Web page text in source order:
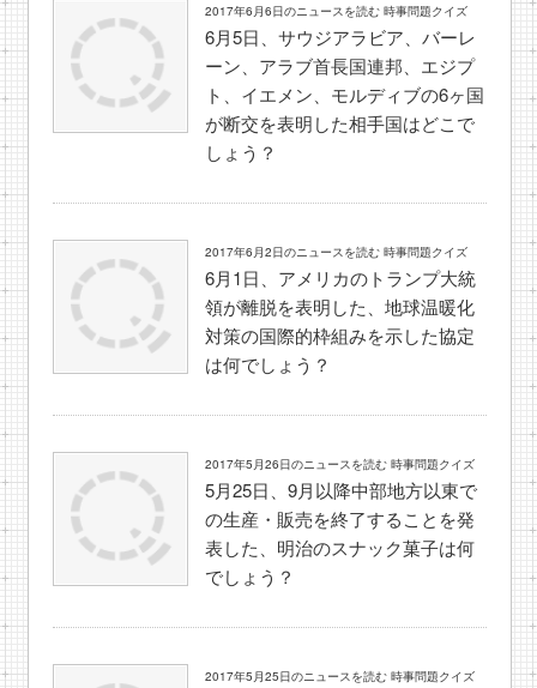
2017年6月6日のニュースを読む 時事問題クイズ
6月5日、サウジアラビア、バーレ
ーン、アラブ首長国連邦、エジプ
ト、イエメン、モルディブの6ヶ国
が断交を表明した相手国はどこで
しょう？
2017年6月2日のニュースを読む 時事問題クイズ
6月1日、アメリカのトランプ大統
領が離脱を表明した、地球温暖化
対策の国際的枠組みを示した協定
は何でしょう？
2017年5月26日のニュースを読む 時事問題クイズ
5月25日、9月以降中部地方以東で
の生産・販売を終了することを発
表した、明治のスナック菓子は何
でしょう？
2017年5月25日のニュースを読む 時事問題クイズ